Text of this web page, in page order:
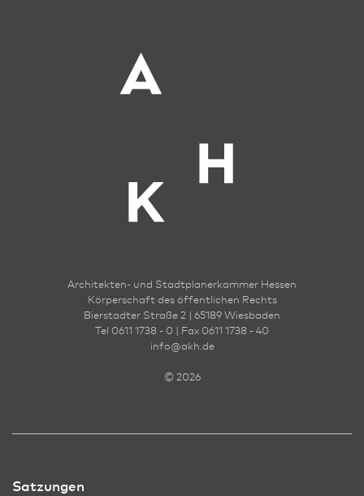
Architekten- und Stadt­planer­kammer Hessen
Körperschaft des öffentlichen Rechts
Bierstadter Straße 2 | 65189 Wies­ba­den
Tel 0611 1738 - 0 | Fax 0611 1738 - 40
info@akh.de
© 2026
Satzungen